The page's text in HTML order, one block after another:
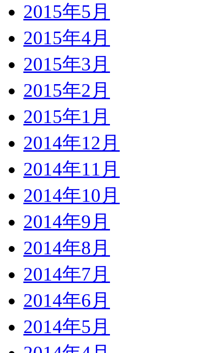
2015年5月
2015年4月
2015年3月
2015年2月
2015年1月
2014年12月
2014年11月
2014年10月
2014年9月
2014年8月
2014年7月
2014年6月
2014年5月